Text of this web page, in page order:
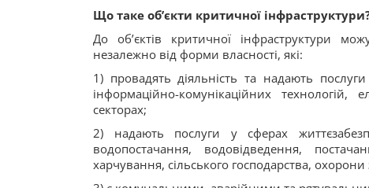
Що таке об’єкти критичної
До об’єктів критичної інфраструктури
незалежно від форми власності, які:
1) провадять діяльність та надають
інформаційно-комунікаційних
секторах;
2) надають послуги у сферах
водопостачання, водовідведення,
харчування, сільського господарства, охорони